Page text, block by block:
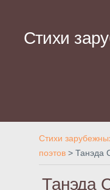
Стихи
Стихи
поэтов > Танэда
Танэда